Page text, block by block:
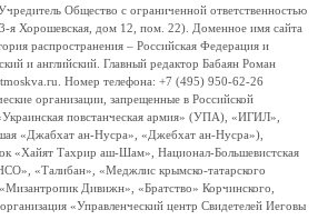
Общество с ограниченной ответственностью
Хорошевская, дом 12, пом. 22). Доменное имя сайта
распространения – Российская Федерация и
и английский. Главный редактор Бабаян Роман
Номер телефона: +7 (495) 950-62-26
организации, запрещенные в Российской
повстанческая армия» (УПА), «ИГИЛ»,
«Джабхат ан-Нусра», «Джебхат ан-Нусра»),
«Хайят Тахрир аш-Шам», Национал-Большевистская
«Талибан», «Меджлис крымско-татарского
Дивижн», «Братство» Корчинского,
«Управленческий центр Свидетелей Иеговы